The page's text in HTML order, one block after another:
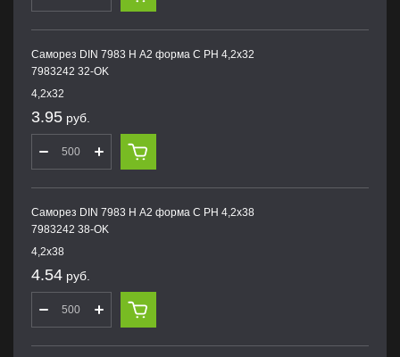
Саморез DIN 7983 H А2 форма С PH 4,2х32
7983242 32-OK
4,2х32
3.95 руб.
Саморез DIN 7983 H А2 форма С PH 4,2х38
7983242 38-OK
4,2х38
4.54 руб.